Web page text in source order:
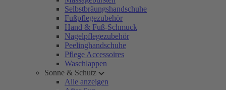
Selbstbräungshandschuhe
Fußpflegezubehör
Hand & Fuß-Schmuck
Nagelpflegezubehör
Peelinghandschuhe
Pflege Accessoires
Waschlappen
Sonne & Schutz
Alle anzeigen